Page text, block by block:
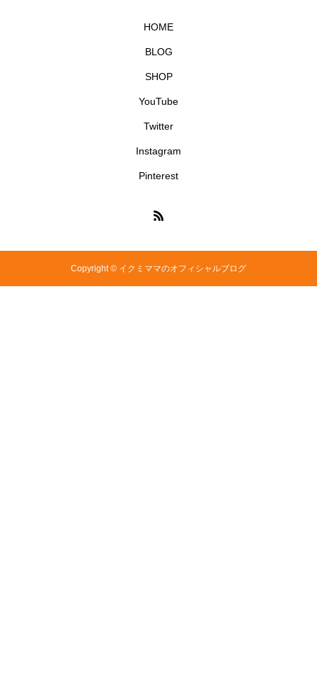
HOME
BLOG
SHOP
YouTube
Twitter
Instagram
Pinterest
Copyright © イクミママのオフィシャルブログ